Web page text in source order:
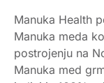
Manuka Health
Manuka meda
postrojenju na
Manuka med